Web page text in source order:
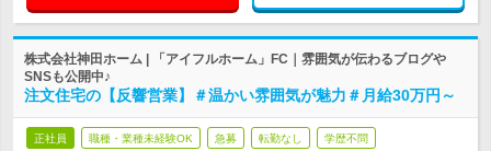
株式会社神田ホーム | 「アイフルホーム」FC｜雰囲気が伝わるブログや
SNSも公開中♪
注文住宅の【反響営業】＃温かい雰囲気が魅力＃月給30万円～
正社員 職種・業種未経験OK 急募 転勤なし 学歴不問